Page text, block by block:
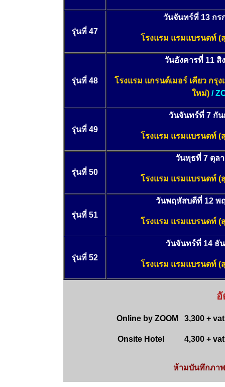
รุ่นที่ 47
วันจันทร์ที่ 13 กร
โรงแรม แรมแบรนดท์(
รุ่นที่ 48
วันอังคารที่ 11 สิ
โรงแรม แกรนด์เมอร์ เคียว กรุง
ใหม่) /
รุ่นที่ 49
วันจันทร์ที่ 7 กัน
โรงแรม แรมแบรนดท์(
รุ่นที่ 50
วันพุธที่ 7 ตุล
โรงแรม แรมแบรนดท์(
รุ่นที่ 51
วันพฤหัสบดีที่ 12 พ
โรงแรม แรมแบรนดท์(
รุ่นที่ 52
วันจันทร์ที่ 14 ธั
โรงแรม แรมแบรนดท์(
อั
Online by ZOOM 3,300 +
Onsite Hotel 4,300 + vat
ห้ามบันทึกภาพ